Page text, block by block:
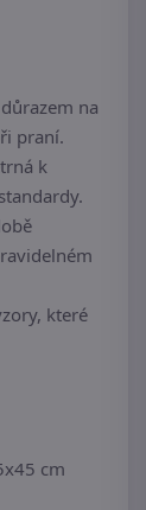
na
praní.
k
které
cm